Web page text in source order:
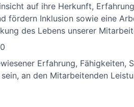
auf ihre Herkunft,
fördern Inklusion sowie eine
des Lebens unserer
Erfahrung, Fähigkeiten,
an den Mitarbeitenden